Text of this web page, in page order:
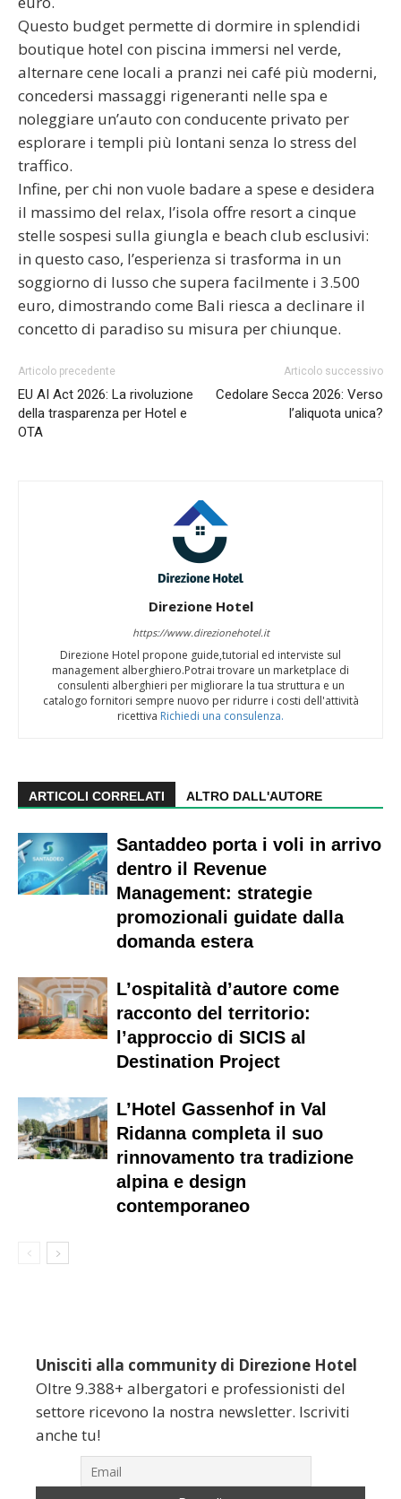
Questo budget permette di dormire in splendidi
boutique hotel con piscina immersi nel verde,
alternare cene locali a pranzi nei café più moderni,
concedersi massaggi rigeneranti nelle spa e
noleggiare un’auto con conducente privato per
esplorare i templi più lontani senza lo stress del
traffico.
Infine, per chi non vuole badare a spese e desidera
il massimo del relax, l’isola offre resort a cinque
stelle sospesi sulla giungla e beach club esclusivi:
in questo caso, l’esperienza si trasforma in un
soggiorno di lusso che supera facilmente i 3.500
euro, dimostrando come Bali riesca a declinare il
concetto di paradiso su misura per chiunque.
Articolo precedente
EU AI Act 2026: La rivoluzione
della trasparenza per Hotel e
OTA
Articolo successivo
Cedolare Secca 2026: Verso
l’aliquota unica?
Direzione Hotel
https://www.direzionehotel.it
Direzione Hotel propone guide,tutorial ed interviste sul
management alberghiero.Potrai trovare un marketplace di
consulenti alberghieri per migliorare la tua struttura e un
catalogo fornitori sempre nuovo per ridurre i costi dell'attività
ricettiva Richiedi una consulenza.
ARTICOLI CORRELATI ALTRO DALL'AUTORE
Santaddeo porta i voli in arrivo
dentro il Revenue
Management: strategie
promozionali guidate dalla
domanda estera
L’ospitalità d’autore come
racconto del territorio:
l’approccio di SICIS al
Destination Project
L’Hotel Gassenhof in Val
Ridanna completa il suo
rinnovamento tra tradizione
alpina e design
contemporaneo
Unisciti alla community di Direzione Hotel
Oltre 9.388+ albergatori e professionisti del
settore ricevono la nostra newsletter. Iscriviti
anche tu!